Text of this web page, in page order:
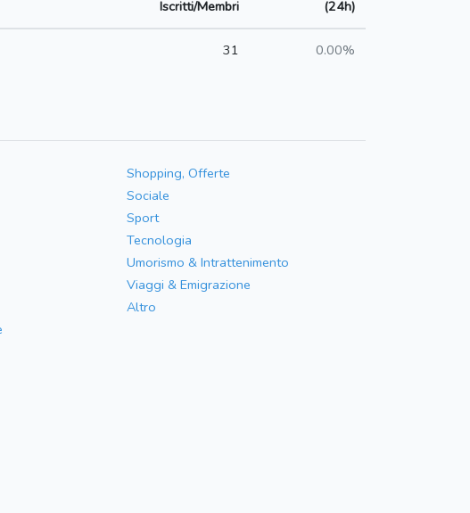
Iscritti/Membri
(24h)
31 0.00%
Shopping, Offerte
Sociale
Sport
Tecnologia
Umorismo & Intrattenimento
Viaggi & Emigrazione
Altro